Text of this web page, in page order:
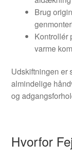
Brug
Kontrollér
varme
Udskiftningen er
almindelige
og
Hvorfor